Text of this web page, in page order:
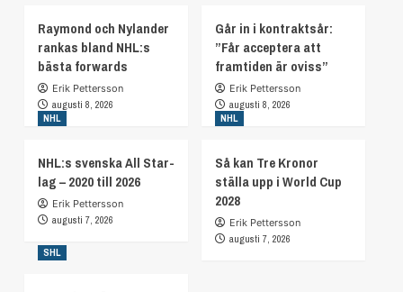
Raymond och Nylander
rankas bland NHL:s
bästa forwards
Erik Pettersson
augusti 8, 2026
Går in i kontraktsår:
”Får acceptera att
framtiden är oviss”
Erik Pettersson
augusti 8, 2026
NHL
NHL:s svenska All Star-
lag – 2020 till 2026
Erik Pettersson
augusti 7, 2026
NHL
Så kan Tre Kronor
ställa upp i World Cup
2028
Erik Pettersson
augusti 7, 2026
SHL